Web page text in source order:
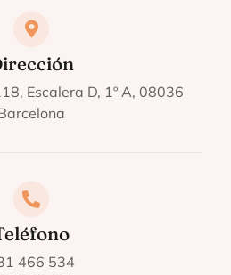
Escalera D, 1º A, 08036
466 534​